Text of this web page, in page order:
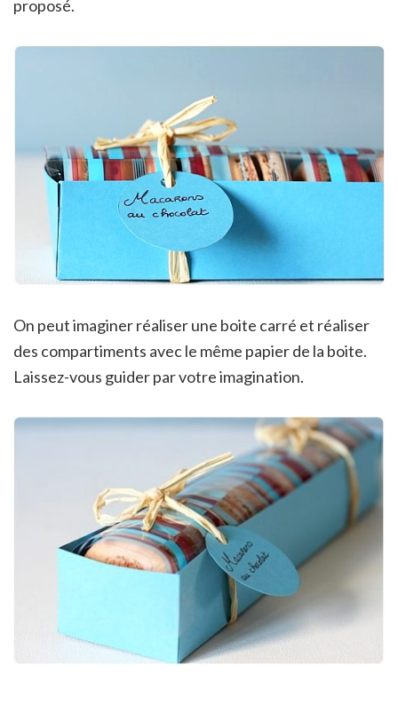
proposé.
On peut imaginer réaliser une boite carré et réaliser
des compartiments avec le même papier de la boite.
Laissez-vous guider par votre imagination.